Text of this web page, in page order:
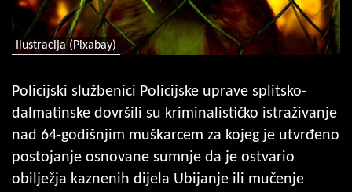
Ilustracija (Pixabay)
Policijski službenici Policijske uprave splitsko-
dalmatinske dovršili su kriminalističko istraživanje
nad 64-godišnjim muškarcem za kojeg je utvrđeno
postojanje osnovane sumnje da je ostvario
obilježja kaznenih dijela Ubijanje ili mučenje